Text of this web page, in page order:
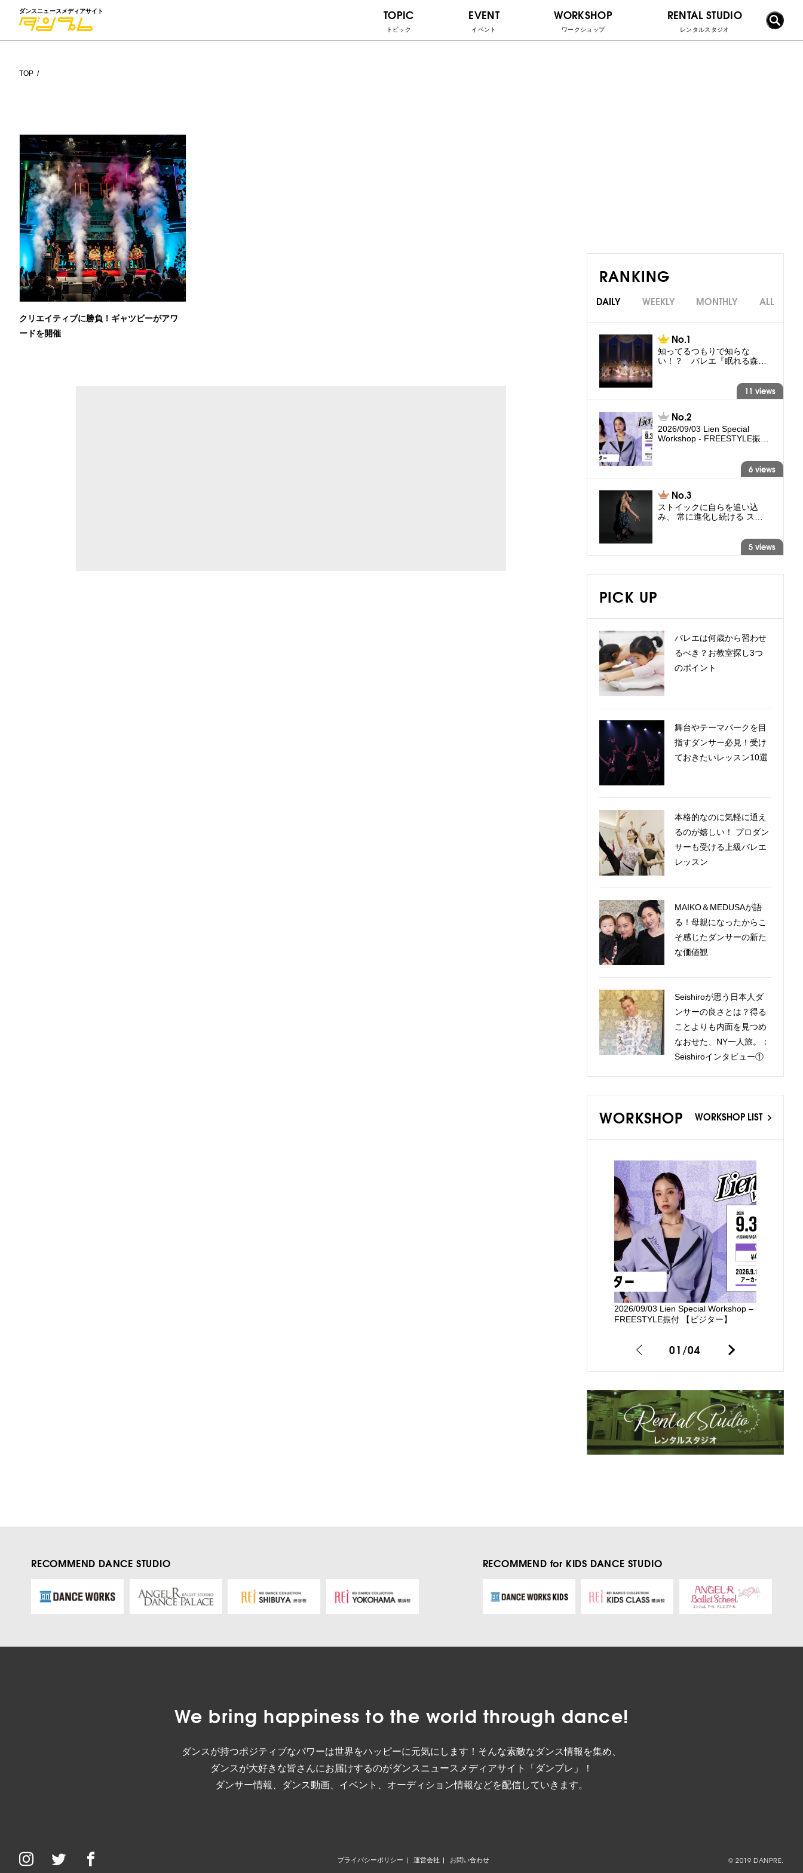
ダンスニュースメディアサイト TOPIC
トピック
EVENT
イベント
WORKSHOP
ワークショップ
RENTAL STUDIO
レンタルスタジオ
TOP
クリエイティブに勝負！ギャツビーがアワ
ードを開催
RANKING
DAILY WEEKLY MONTHLY ALL
知ってるつもりで知らな
い！？ バレエ『眠れる森…
11 views
2026/09/03 Lien Special
Workshop - FREESTYLE振…
6 views
ストイックに自らを追い込
み、 常に進化し続ける ス…
5 views
PICK UP
バレエは何歳から習わせ
るべき？お教室探し3つ
のポイント
舞台やテーマパークを目
指すダンサー必見！受け
ておきたいレッスン10選
本格的なのに気軽に通え
るのが嬉しい！ プロダン
サーも受ける上級バレエ
レッスン
MAIKO＆MEDUSAが語
る！母親になったからこ
そ感じたダンサーの新た
な価値観
Seishiroが思う日本人ダ
ンサーの良さとは？得る
ことよりも内面を見つめ
なおせた、NY一人旅。：
Seishiroインタビュー①
WORKSHOP WORKSHOP LIST
2026/09/03 Lien Special Workshop –
FREESTYLE振付 【ビジター】
01/04
RECOMMEND DANCE STUDIO RECOMMEND for KIDS DANCE STUDIO
We bring happiness to the world through dance!
ダンスが持つポジティブなパワーは世界をハッピーに元気にします！そんな素敵なダンス情報を集め、
ダンスが大好きな皆さんにお届けするのがダンスニュースメディアサイト「ダンプレ」！
ダンサー情報、ダンス動画、イベント、オーディション情報などを配信していきます。
プライバシーポリシー 運営会社 お問い合わせ © 2019 DANPRE.